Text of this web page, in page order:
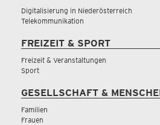
Digitalisierung in Niederösterreich
Telekommunikation
FREIZEIT & SPORT
Freizeit & Veranstaltungen
Sport
GESELLSCHAFT &
Familien
Frauen